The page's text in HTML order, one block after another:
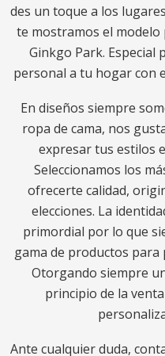
des un toque a los
te mostramos el modelo
Ginkgo Park. Especial
personal a tu hogar con
En diseños siempre
ropa de cama, nos
expresar tus estilos
Seleccionamos los
ofrecerte calidad,
elecciones. La
primordial por lo que
gama de productos
Otorgando siempre
principio de la
Ante cualquier duda,